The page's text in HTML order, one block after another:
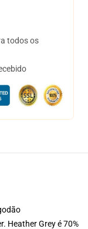
todos os
Heather Grey é 70%